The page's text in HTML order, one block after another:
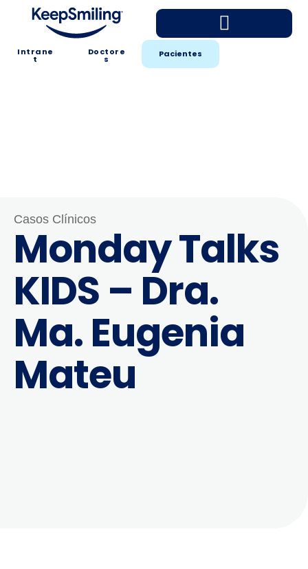
Intrane
t
Doctore
s Pacientes
Casos Clínicos
Monday Talks
KIDS – Dra.
Ma. Eugenia
Mateu